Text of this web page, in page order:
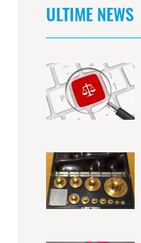
ULTIME NEWS